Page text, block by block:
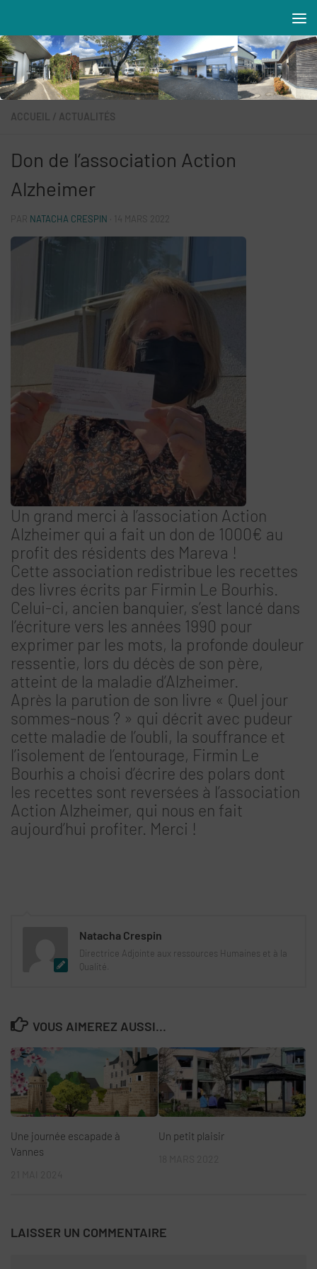
Résidences MAREVA
ACCUEIL / ACTUALITÉS
Don de l’association Action
Alzheimer
NATACHA CRESPIN 14 MARS 2022
Un grand merci à l’association Action
Alzheimer qui a fait un don de 1000€ au
profit des résidents des Mareva !
Cette association redistribue les recettes
des livres écrits par Firmin Le Bourhis.
Celui-ci, ancien banquier, s’est lancé dans
l’écriture vers les années 1990 pour
exprimer par les mots, la profonde douleur
ressentie, lors du décès de son père,
atteint de la maladie d’Alzheimer.
Après la parution de son livre « Quel jour
sommes-nous ? » qui décrit avec pudeur
cette maladie de l’oubli, la souffrance et
l’isolement de l’entourage, Firmin Le
Bourhis a choisi d’écrire des polars dont
les recettes sont reversées à l’association
Action Alzheimer, qui nous en fait
aujourd’hui profiter. Merci !
Natacha Crespin
Directrice Adjointe aux ressources Humaines et à la
Qualité.
VOUS AIMEREZ AUSSI...
Une journée escapade à
Vannes
Un petit plaisir
LAISSER UN COMMENTAIRE